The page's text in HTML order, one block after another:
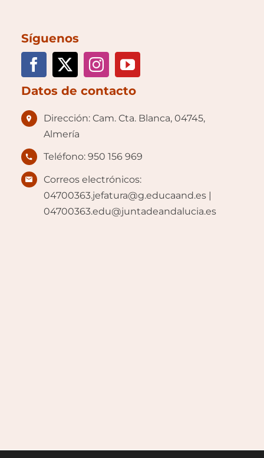
Síguenos
Datos de contacto
Dirección: Cam. Cta. Blanca, 04745,
Almería
Teléfono: 950 156 969
Correos electrónicos:
04700363.jefatura@g.educaand.es |
04700363.edu@juntadeandalucia.es